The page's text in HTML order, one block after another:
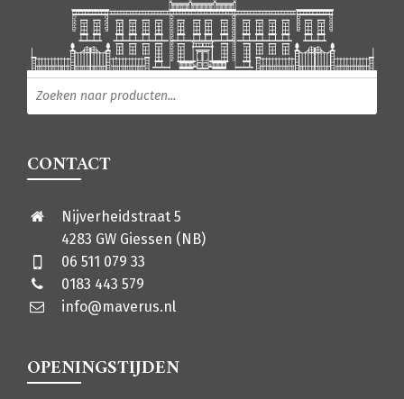
Producten zoeken
CONTACT
Nijverheidstraat 5
4283 GW Giessen (NB)
06 511 079 33
0183 443 579
info@maverus.nl
OPENINGSTIJDEN